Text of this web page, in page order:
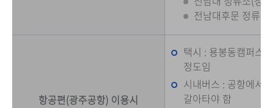
전남대후문 정류
항공편(광주공항) 이용시
택시 : 용봉동캠퍼스
정도임
시내버스 : 공항에서
갈아타야 함